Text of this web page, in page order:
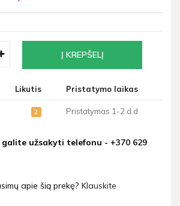
Likutis Pristatymo laikas
2 Pristatymas 1-2 d.d
galite užsakyti telefonu - +370 629
apie šią prekę? Klauskite